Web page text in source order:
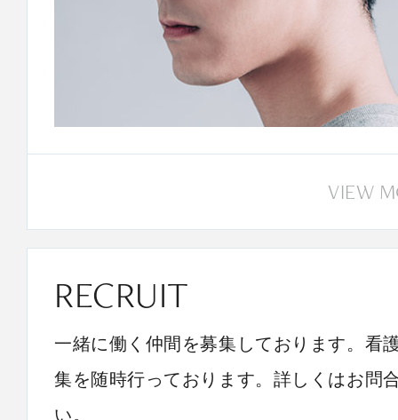
VIEW
RECRUIT
一緒に働く仲間を募集しております。看
集を随時行っております。詳しくはお問
い。